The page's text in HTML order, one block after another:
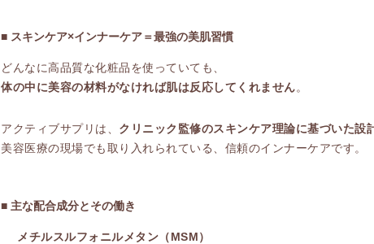
■ スキンケア×インナーケア＝最強の美肌習慣
どんなに高品質な化粧品を使っていても、
体の中に美容の材料がなければ肌は反応してくれません。
アクティブサプリは、 クリニック監修のスキンケア理論に基づいた設
美容医療の現場でも取り入れられている、信頼のインナーケアです。
■ 主な配合成分とその働き
メチルスルフォニルメタン（MSM）